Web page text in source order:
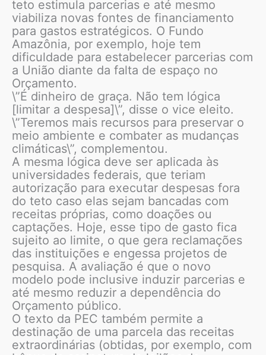
teto estimula parcerias e até mesmo
viabiliza novas fontes de financiamento
para gastos estratégicos. O Fundo
Amazônia, por exemplo, hoje tem
dificuldade para estabelecer parcerias com
a União diante da falta de espaço no
Orçamento.
\”É dinheiro de graça. Não tem lógica
[limitar a despesa]\”, disse o vice eleito.
\”Teremos mais recursos para preservar o
meio ambiente e combater as mudanças
climáticas\”, complementou.
A mesma lógica deve ser aplicada às
universidades federais, que teriam
autorização para executar despesas fora
do teto caso elas sejam bancadas com
receitas próprias, como doações ou
captações. Hoje, esse tipo de gasto fica
sujeito ao limite, o que gera reclamações
das instituições e engessa projetos de
pesquisa. A avaliação é que o novo
modelo pode inclusive induzir parcerias e
até mesmo reduzir a dependência do
Orçamento público.
O texto da PEC também permite a
destinação de uma parcela das receitas
extraordinárias (obtidas, por exemplo, com